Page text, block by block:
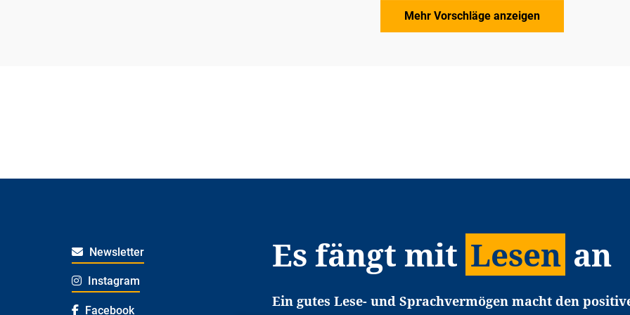
Mehr Vorschläge anzeigen
Newsletter
Instagram
Facebook
Es fängt mit Lesen an
Ein gutes Lese- und Sprachvermögen macht den